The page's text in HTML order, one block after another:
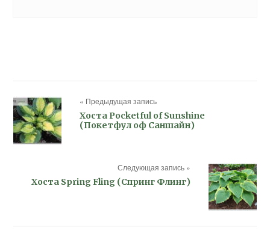
« Предыдущая запись
Хоста Pocketful of Sunshine
(Покетфул оф Саншайн)
Следующая запись »
Хоста Spring Fling (Спринг Флинг)